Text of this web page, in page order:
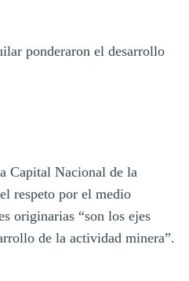
ponderaron el desarrollo
Capital Nacional de la
respeto por el medio
originarias “son los ejes
de la actividad minera”.